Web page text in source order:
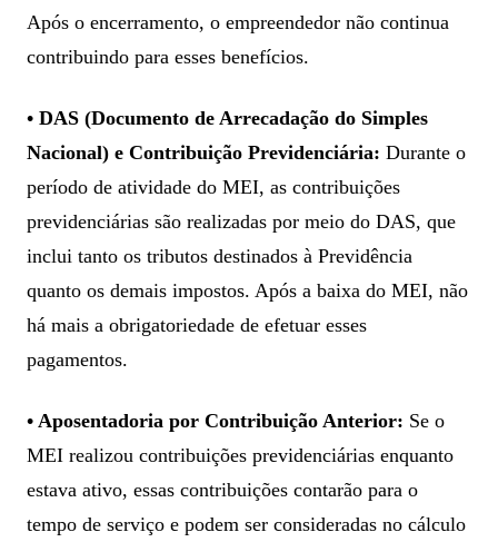
Após o encerramento, o empreendedor não continua
contribuindo para esses benefícios.
• DAS (Documento de Arrecadação do Simples
Nacional) e Contribuição Previdenciária: Durante o
período de atividade do MEI, as contribuições
previdenciárias são realizadas por meio do DAS, que
inclui tanto os tributos destinados à Previdência
quanto os demais impostos. Após a baixa do MEI, não
há mais a obrigatoriedade de efetuar esses
pagamentos.
• Aposentadoria por Contribuição Anterior: Se o
MEI realizou contribuições previdenciárias enquanto
estava ativo, essas contribuições contarão para o
tempo de serviço e podem ser consideradas no cálculo